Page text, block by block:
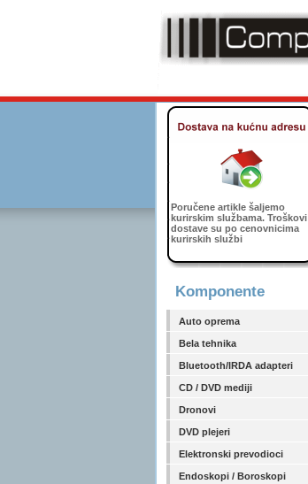
Poručene artikle šaljemo
kurirskim službama. Troškovi
dostave su po cenovnicima
kurirskih službi
Komponente
Auto oprema
Bela tehnika
Bluetooth/IRDA adapteri
CD / DVD mediji
Dronovi
DVD plejeri
Elektronski prevodioci
Endoskopi / Boroskopi